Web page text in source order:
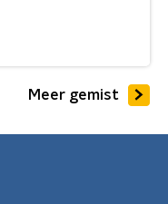
Meer gemist